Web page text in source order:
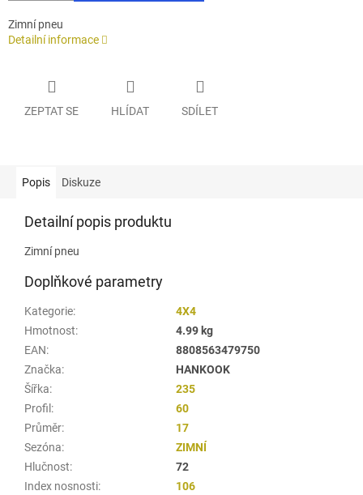
Zimní pneu
Detailní informace
ZEPTAT SE HLÍDAT SDÍLET
Popis Diskuze
Detailní popis produktu
Zimní pneu
Doplňkové parametry
Kategorie:
4X4
Hmotnost:
4.99 kg
EAN:
8808563479750
Značka:
HANKOOK
Šířka:
235
Profil :
60
Průměr:
17
Sezóna:
ZIMNÍ
Hlučnost:
72
Index nosnosti:
106